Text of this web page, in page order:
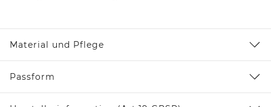
Material und Pflege
Passform